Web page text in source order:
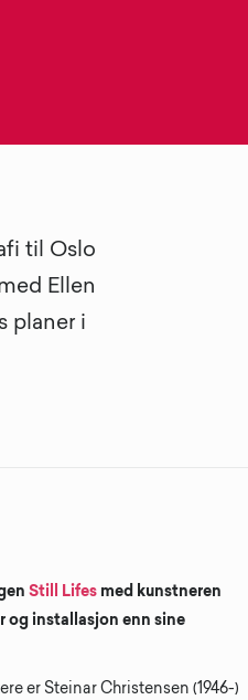
til Oslo
Ellen
planer i
Still Lifes med kunstneren
og installasjon enn sine
er Steinar Christensen (1946-)